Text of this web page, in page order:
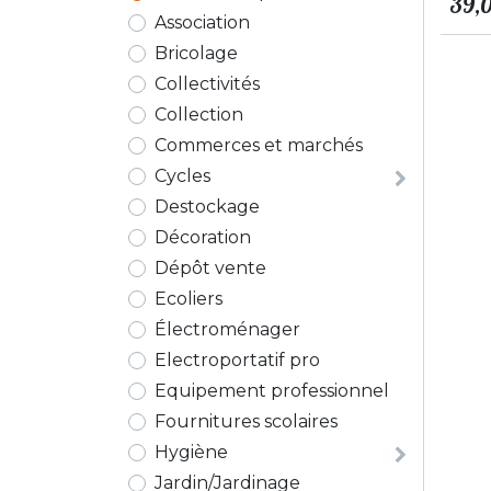
Association
Bricolage
Collectivités
Collection
Commerces et marchés
Cycles
Destockage
Décoration
Dépôt vente
Ecoliers
Électroménager
Electroportatif pro
Equipement professionnel
Fournitures scolaires
Hygiène
Jardin/Jardinage